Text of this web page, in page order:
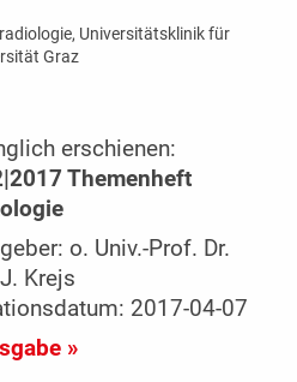
Universitätsklinik für
Graz
erschienen:
Themenheft
o. Univ.-Prof. Dr.
Krejs
2017-04-07
»